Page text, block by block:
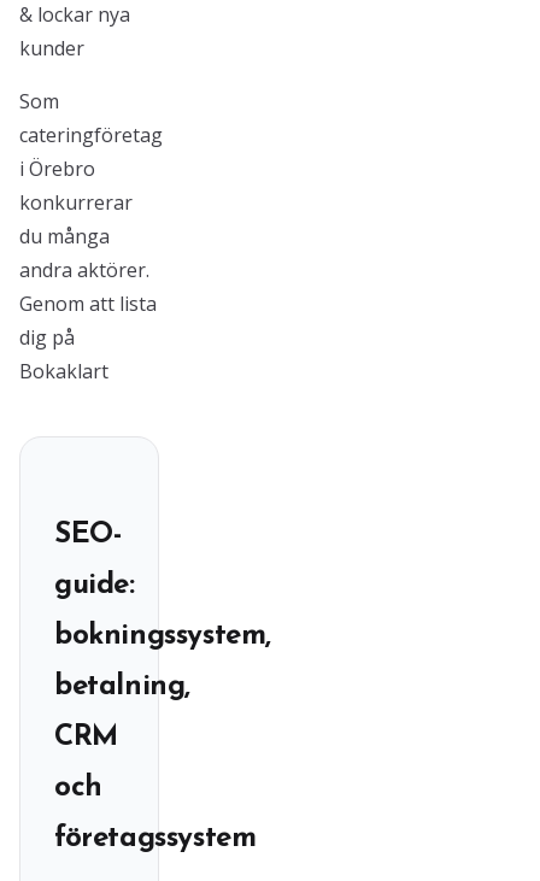
& lockar nya
kunder
Som
cateringföretag
i Örebro
konkurrerar
du många
andra aktörer.
Genom att lista
dig på
Bokaklart
SEO-
guide:
bokningssystem,
betalning,
CRM
och
företagssystem